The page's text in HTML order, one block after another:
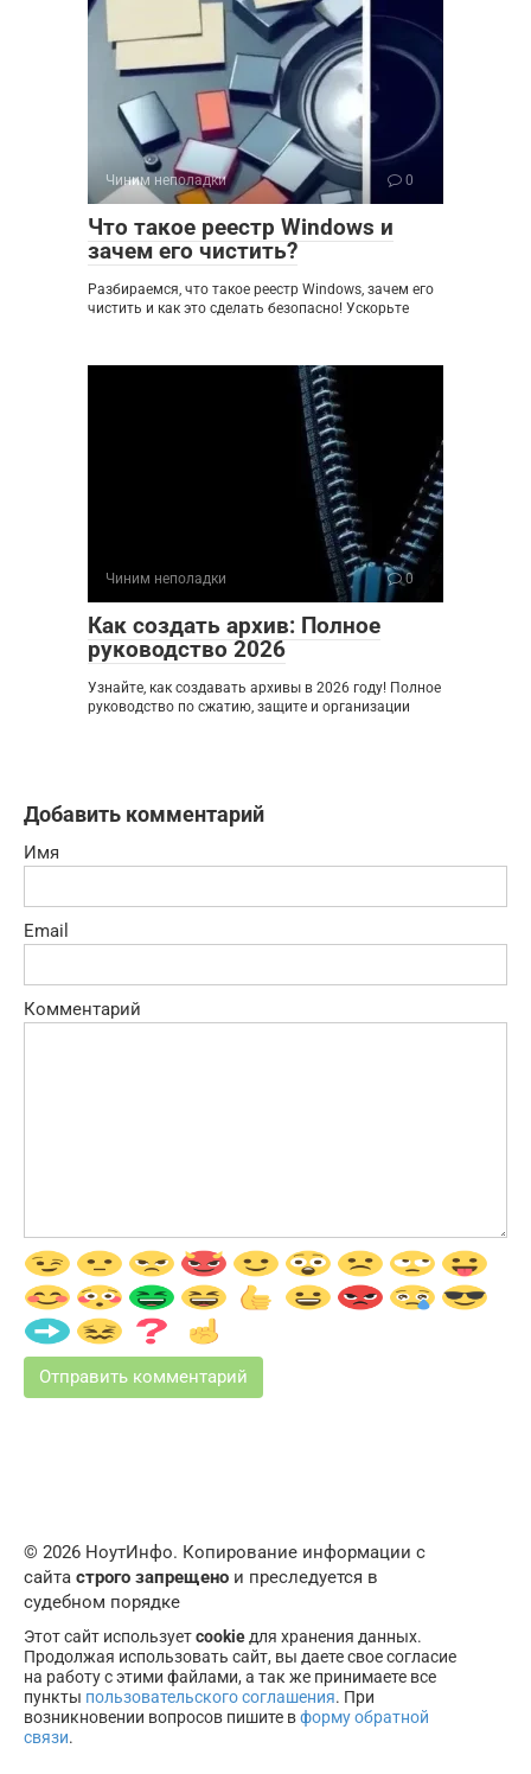
Чиним неполадки 0
Что такое реестр Windows и
зачем его чистить?
Разбираемся, что такое реестр Windows, зачем его
чистить и как это сделать безопасно! Ускорьте
Чиним неполадки 0
Как создать архив: Полное
руководство 2026
Узнайте, как создавать архивы в 2026 году! Полное
руководство по сжатию, защите и организации
Добавить комментарий
Имя
Email
Комментарий
© 2026 НоутИнфо. Копирование информации с
сайта строго запрещено и преследуется в
судебном порядке
Этот сайт используетcookie для хранения данных.
Продолжая использовать сайт, вы даете свое согласие
на работу с этими файлами, а так же принимаете все
пункты пользовательского соглашения. При
возникновении вопросов пишите вформу обратной
связи.